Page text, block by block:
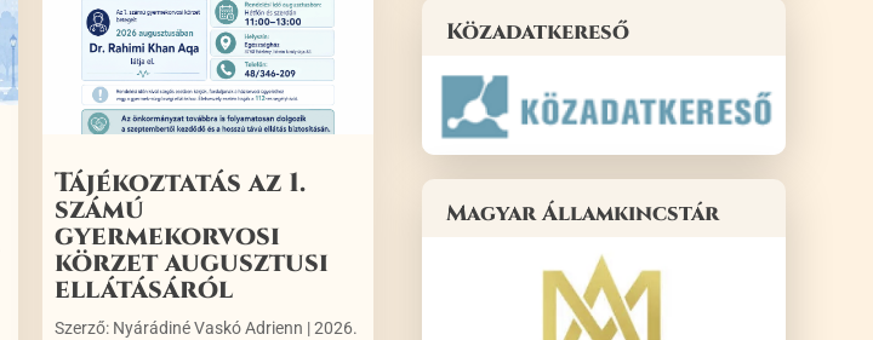
Tájékoztatás az 1.
számú
gyermekorvosi
körzet augusztusi
ellátásáról
Szerző: Nyárádiné Vaskó Adrienn |2026.
Közadatkereső
Magyar Államkincstár